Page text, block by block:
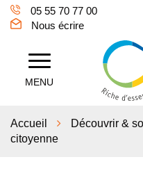
Gestion des traceurs
05 55 70 77 00
Nous écrire
MENU Aixe sur
Accueil Découvrir &
citoyenne